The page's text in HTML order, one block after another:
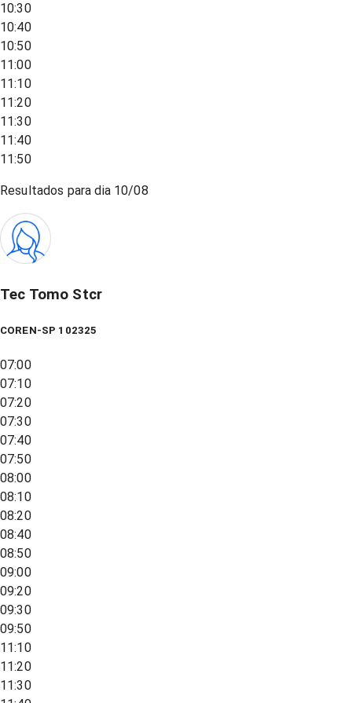
10:30
10:40
10:50
11:00
11:10
11:20
11:30
11:40
11:50
Resultados para dia 10/08
Tec Tomo Stcr
COREN-SP 102325
07:00
07:10
07:20
07:30
07:40
07:50
08:00
08:10
08:20
08:40
08:50
09:00
09:20
09:30
09:50
11:10
11:20
11:30